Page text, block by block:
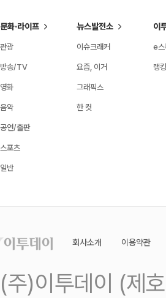
문화·라이프
관광
방송/TV
영화
음악
공연/출판
스포츠
일반
뉴스발전소
이슈크래커
요즘, 이거
그래픽스
한 컷
이
e스
랭
회사소개 이용약관
(주)이투데이 (제